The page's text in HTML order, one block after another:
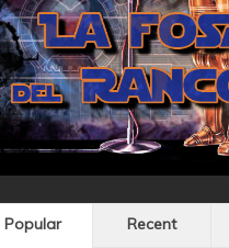
Popular Recent